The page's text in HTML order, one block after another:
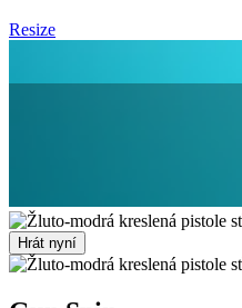
Resize
Hrát nyní